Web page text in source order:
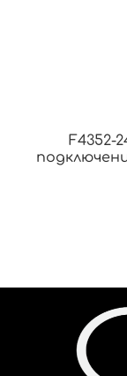
F4352-